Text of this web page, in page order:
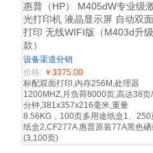
惠普（HP） M405dW专业级
光打印机 液晶显示屏 自动双面
打印 无线WIFI版（M403d升级
款）
设备渠道分销
价格: ￥3375.00
标配双面打印,内存256M,处理器
1200MHZ,月负荷8000页,高达38页/
分钟,381x357x216毫米,重量
8.56KG，100页多用途纸盒1、250
纸盒2,CF277A 惠普原装77A黑色
(3,100页)